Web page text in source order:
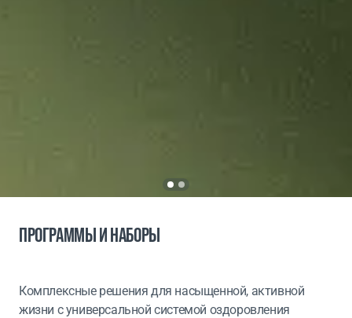
ПРОГРАММЫ И НАБОРЫ
Комплексные решения для насыщенной, активной
жизни с универсальной системой оздоровления